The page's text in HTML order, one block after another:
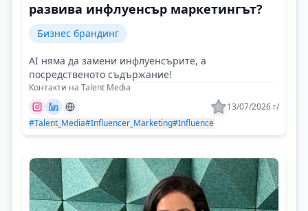
развива инфлуенсър маркетингът?
Бизнес брандинг
AI няма да замени инфлуенсърите, а
посредственото съдържание!
Контакти на Talent Media
13/07/2026 г/
#Talent_Media#Influencer_Marketing#Influence